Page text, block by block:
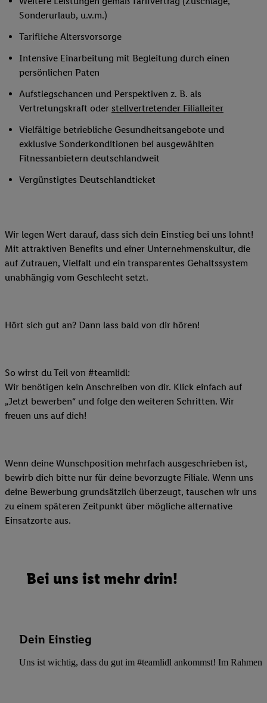
Sonderurlaub, u.v.m.)
Tarifliche Altersvorsorge
Intensive Einarbeitung mit Begleitung durch einen
persönlichen Paten
Aufstiegschancen und Perspektiven z. B. als
Vertretungskraft oder stellvertretender Filialleiter
Vielfältige betriebliche Gesundheitsangebote und
exklusive Sonderkonditionen bei ausgewählten
Fitnessanbietern deutschlandweit
Vergünstigtes Deutschlandticket
Wir legen Wert darauf, dass sich dein Einstieg bei uns lohnt!
Mit attraktiven Benefits und einer Unternehmenskultur, die
auf Zutrauen, Vielfalt und ein transparentes Gehaltssystem
unabhängig vom Geschlecht setzt.
Hört sich gut an? Dann lass bald von dir hören!
So wirst du Teil von #teamlidl:
Wir benötigen kein Anschreiben von dir. Klick einfach auf
„Jetzt bewerben“ und folge den weiteren Schritten. Wir
freuen uns auf dich!
Wenn deine Wunschposition mehrfach ausgeschrieben ist,
bewirb dich bitte nur für deine bevorzugte Filiale. Wenn uns
deine Bewerbung grundsätzlich überzeugt, tauschen wir uns
zu einem späteren Zeitpunkt über mögliche alternative
Einsatzorte aus.
Bei uns ist mehr drin!
Dein Einstieg
Uns ist wichtig, dass du gut im #teamlidl ankommst! Im Rahmen